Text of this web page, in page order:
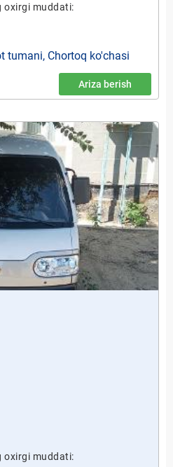
oxirgi muddati:
tumani, Chortoq ko'chasi
Ariza berish
oxirgi muddati: